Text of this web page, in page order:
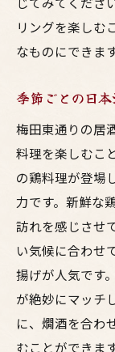
リングを楽しむ
なものにできます
季節ごとの日
梅田東通りの居
料理を楽しむこ
の鶏料理が登場
力です。新鮮な
訪れを感じさせ
い気候に合わせ
揚げが人気です
が絶妙にマッチ
に、燗酒を合わ
むことができま